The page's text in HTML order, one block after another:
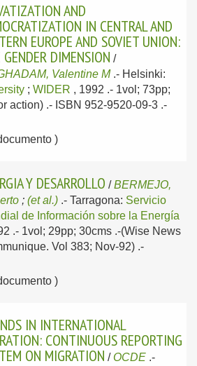
AND
IN CENTRAL AND
EUROPE AND SOVIET UNION:
DIMENSION /
Valentine M .- Helsinki:
; WIDER , 1992 .- 1vol; 73pp;
action) .- ISBN 952-9520-09-3 .-
)
Y DESARROLLO /BERMEJO,
; (et al.) .- Tarragona: Servicio
de Información sobre la Energía
.- 1vol; 29pp; 30cms .-(Wise News
Vol 383; Nov-92) .-
)
IN INTERNATIONAL
CONTINUOUS REPORTING
ON MIGRATION / OCDE .-